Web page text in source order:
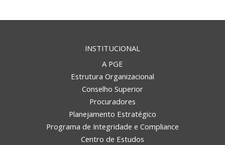
INSTITUCIONAL
A PGE
Estrutura Organizacional
Conselho Superior
Procuradores
Planejamento Estratégico
Programa de Integridade e Compliance
Centro de Estudos